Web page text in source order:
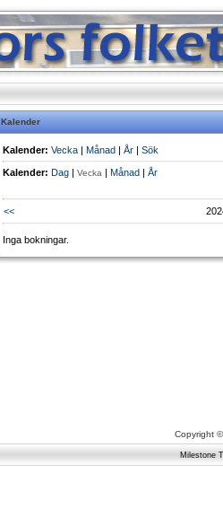
Kalender
Kalender: Vecka | Månad | År | Sök
Kalender: Dag | Vecka | Månad | År
<<
Inga bokningar.
Copyright
Milestone